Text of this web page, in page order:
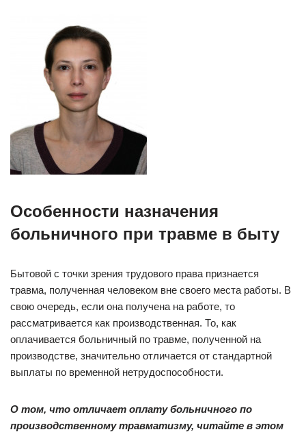
Особенности назначения
больничного при травме в быту
Бытовой с точки зрения трудового права признается
травма, полученная человеком вне своего места работы. В
свою очередь, если она получена на работе, то
рассматривается как производственная. То, как
оплачивается больничный по травме, полученной на
производстве, значительно отличается от стандартной
выплаты по временной нетрудоспособности.
О том, что отличает оплату больничного по
производственному травматизму, читайте в этом